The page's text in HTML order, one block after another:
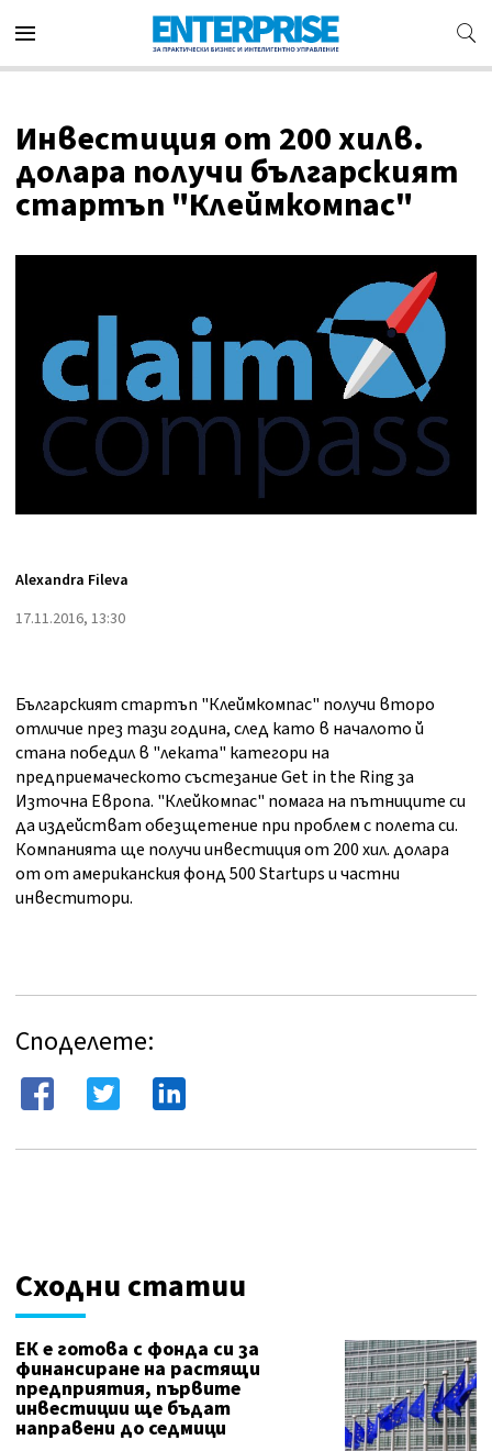
Инвестиция от 200 хилв.
долара получи българският
стартъп "Клеймкомпас"
Alexandra Fileva
17.11.2016, 13:30
Българският стартъп "Клеймкомпас" получи второ
отличие през тази година, след като в началото й
стана победил в "леката" категори на
предприемаческото състезание Get in the Ring за
Източна Европа. "Клейкомпас" помага на пътниците си
да издействат обезщетение при проблем с полета си.
Компанията ще получи инвестиция от 200 хил. долара
от от американския фонд 500 Startups и частни
инвеститори.
Споделете:
Сходни статии
ЕК е готова с фонда си за
финансиране на растящи
предприятия, първите
инвестиции ще бъдат
направени до седмици